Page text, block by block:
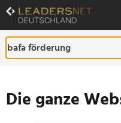
Zum
Inhalt
Zur
Fußzeilen-
Navigation
Die ganze